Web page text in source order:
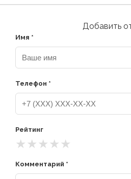
Добавить
Имя *
Телефон *
Рейтинг
★ ★ ★ ★ ★
Комментарий *